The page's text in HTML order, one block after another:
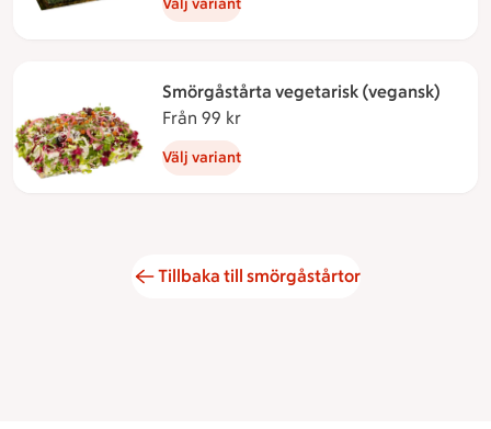
Välj variant
Smörgåstårta vegetarisk (vegansk)
Från 99 kr
Välj variant
Tillbaka till smörgåstårtor